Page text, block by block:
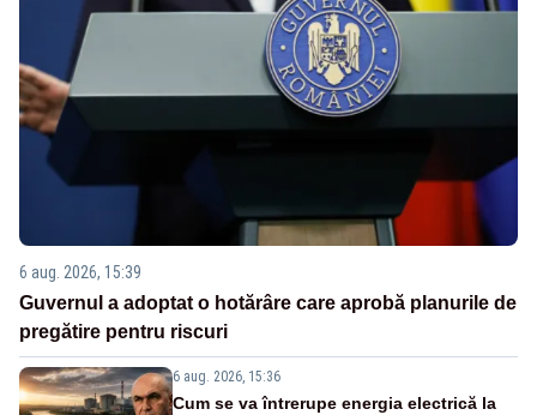
6 aug. 2026, 15:39
Guvernul a adoptat o hotărâre care aprobă planurile de
pregătire pentru riscuri
6 aug. 2026, 15:36
Cum se va întrerupe energia electrică la